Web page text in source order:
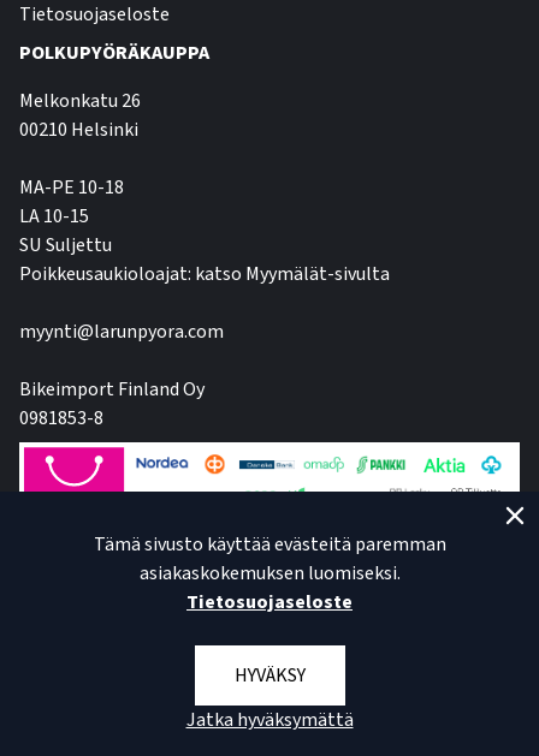
Tietosuojaseloste
POLKUPYÖRÄKAUPPA
Melkonkatu 26
00210 Helsinki
MA-PE 10-18
LA 10-15
SU Suljettu
Poikkeusaukioloajat: katso Myymälät-sivulta
myynti@larunpyora.com
Bikeimport Finland Oy
0981853-8
Tämä sivusto käyttää evästeitä paremman
asiakaskokemuksen luomiseksi.
Tietosuojaseloste
HYVÄKSY
Jatka hyväksymättä